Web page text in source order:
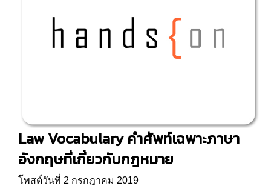
Law Vocabulary คำศัพท์เฉพาะภาษา
อังกฤษที่เกี่ยวกับกฎหมาย
โพสต์วันที่ 2 กรกฎาคม 2019